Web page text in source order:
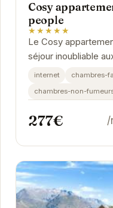
Cosy
people
★★★★★
Le Cosy
séjour inoubliable
avec les pistes de
internet chambres-
chambres-non-
277€ /